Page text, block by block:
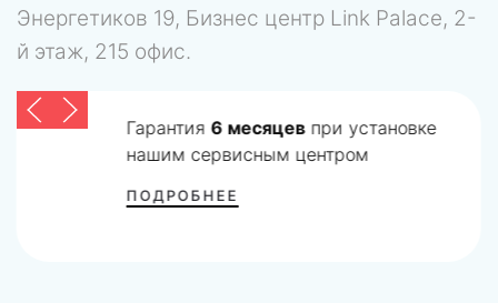
Энергетиков 19, Бизнес центр Link Palace, 2-
й этаж, 215 офис.
Гарантия 6 месяцевпри установке
нашим сервисным центром
ПОДРОБНЕЕ